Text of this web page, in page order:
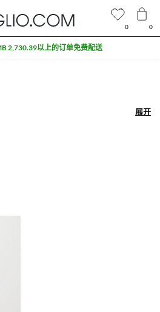
展开
展开
0 0
2,730.39以上的订单免费配送